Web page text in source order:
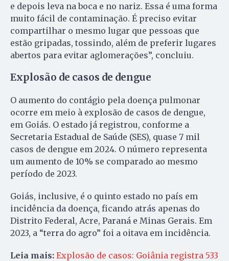
e depois leva na boca e no nariz. Essa é uma forma
muito fácil de contaminação. É preciso evitar
compartilhar o mesmo lugar que pessoas que
estão gripadas, tossindo, além de preferir lugares
abertos para evitar aglomerações”, concluiu.
Explosão de casos de dengue
O aumento do contágio pela doença pulmonar
ocorre em meio à explosão de casos de dengue,
em Goiás. O estado já registrou, conforme a
Secretaria Estadual de Saúde (SES), quase 7 mil
casos de dengue em 2024. O número representa
um aumento de 10% se comparado ao mesmo
período de 2023.
Goiás, inclusive, é o quinto estado no país em
incidência da doença, ficando atrás apenas do
Distrito Federal, Acre, Paraná e Minas Gerais. Em
2023, a “terra do agro” foi a oitava em incidência.
Leia mais: Explosão de casos: Goiânia registra 533